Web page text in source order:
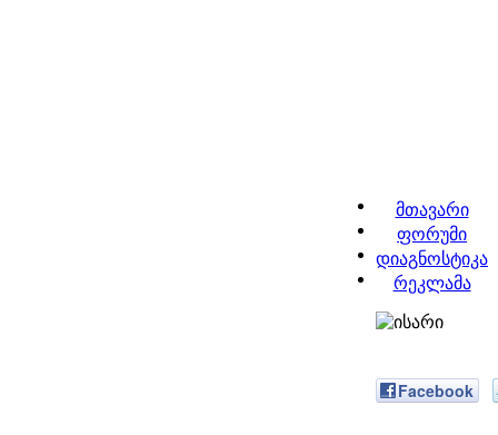
მთავარი
ფორუმი
დიაგნოსტიკა
რეკლამა
Facebook